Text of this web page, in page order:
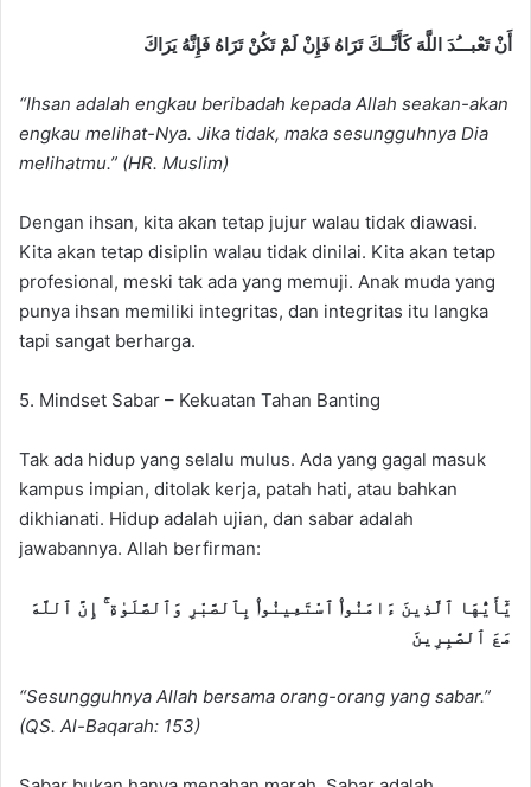
أَنْ تَعْبـــُدَ اللَّهَ كَأَنَّــكَ تَرَاهُ فَإِنْ لَمْ تَكُنْ تَرَاهُ فَإِنَّهُ يَرَاكَ
“Ihsan adalah engkau beribadah kepada Allah seakan-akan
engkau melihat-Nya. Jika tidak, maka sesungguhnya Dia
melihatmu.” (HR. Muslim)
Dengan ihsan, kita akan tetap jujur walau tidak diawasi.
Kita akan tetap disiplin walau tidak dinilai. Kita akan tetap
profesional, meski tak ada yang memuji. Anak muda yang
punya ihsan memiliki integritas, dan integritas itu langka
tapi sangat berharga.
5. Mindset Sabar – Kekuatan Tahan Banting
Tak ada hidup yang selalu mulus. Ada yang gagal masuk
kampus impian, ditolak kerja, patah hati, atau bahkan
dikhianati. Hidup adalah ujian, dan sabar adalah
jawabannya. Allah berfirman:
يَٰٓأَيُّهَا ٱلَّذِينَ ءَامَنُوا۟ ٱسْتَعِينُوا۟ بِٱلصَّبْرِ وَٱلصَّلَوٰةِ ۚ إِنَّ ٱللَّهَ
مَعَ ٱلصَّٰبِرِينَ
“Sesungguhnya Allah bersama orang-orang yang sabar.”
(QS. Al-Baqarah: 153)